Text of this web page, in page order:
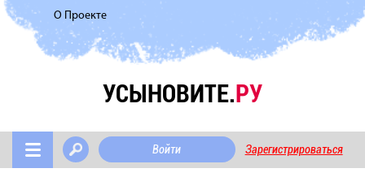
О Проекте
УСЫНОВИТЕ.РУ
Войти Зарегистрироваться